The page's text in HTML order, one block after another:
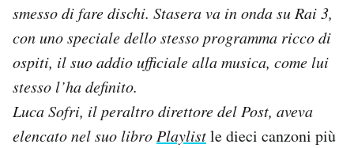
CALENDARIO
AREA PERSONALE
Area Personale
Newsletter
smesso di fare dischi. Stasera va in onda su Rai 3,
con uno speciale dello stesso programma ricco di
ospiti, il suo addio ufficiale alla musica, come lui
stesso l’ha definito.
Luca Sofri, il peraltro direttore del Post, aveva
elencato nel suo libroPlaylistle dieci canzoni più